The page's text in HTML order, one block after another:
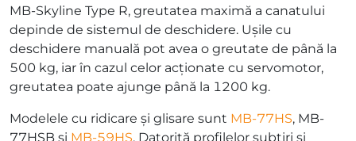
MB-Skyline Type R, greutatea maximă a canatului
depinde de sistemul de deschidere. Ușile cu
deschidere manuală pot avea o greutate de până la
500 kg, iar în cazul celor acționate cu servomotor,
greutatea poate ajunge până la 1200 kg.
Modelele cu ridicare și glisare sunt MB-77HS, MB-
77HSB și MB-59HS. Datorită profilelor subțiri și